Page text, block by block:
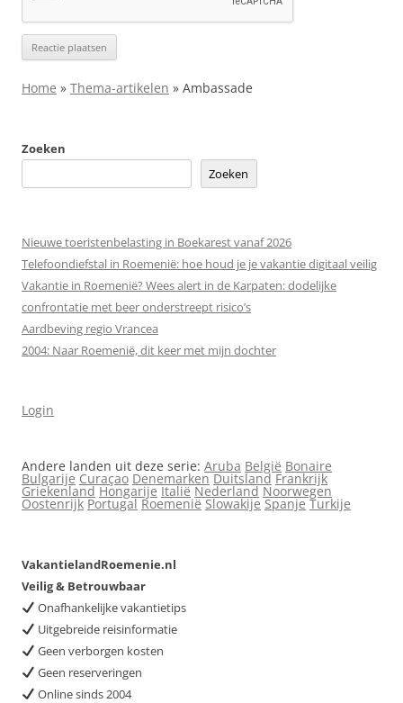
Home » Thema-artikelen » Ambassade
Zoeken
Zoeken
Nieuwe toeristenbelasting in Boekarest vanaf 2026
Telefoondiefstal in Roemenië: hoe houd je je vakantie digitaal veilig
Vakantie in Roemenië? Wees alert in de Karpaten: dodelijke
confrontatie met beer onderstreept risico’s
Aardbeving regio Vrancea
2004: Naar Roemenië, dit keer met mijn dochter
Login
Andere landen uit deze serie: Aruba België Bonaire
Bulgarije Curaçao Denemarken Duitsland Frankrijk
Griekenland Hongarije Italië Nederland Noorwegen
Oostenrijk Portugal Roemenië Slowakije Spanje Turkije
VakantielandRoemenie.nl
Veilig & Betrouwbaar
Onafhankelijke vakantietips
Uitgebreide reisinformatie
Geen verborgen kosten
Geen reserveringen
Online sinds 2004